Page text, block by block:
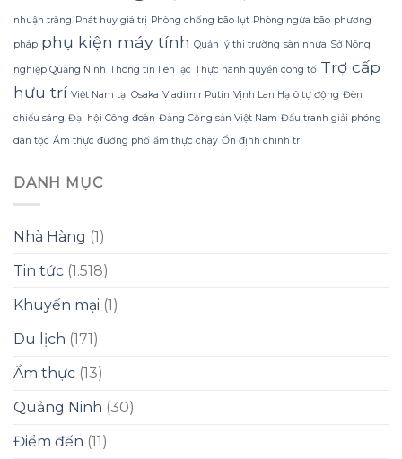
nhuận tràng Phát huy giá trị Phòng chống bão lụt Phòng ngừa bão phương
pháp phụ kiện máy tính Quản lý thị trường sàn nhựa Sở Nông
nghiệp Quảng Ninh Thông tin liên lạc Thực hành quyền công tố Trợ cấp
hưu trí Việt Nam tại Osaka Vladimir Putin Vịnh Lan Hạ ô tự động Đèn
chiếu sáng Đại hội Công đoàn Đảng Cộng sản Việt Nam Đấu tranh giải phóng
dân tộc Ẩm thực đường phố ẩm thực chay Ổn định chính trị
DANH MỤC
Nhà Hàng (1)
Tin tức (1.518)
Khuyến mại (1)
Du lịch (171)
Ẩm thực (13)
Quảng Ninh (30)
Điểm đến (11)